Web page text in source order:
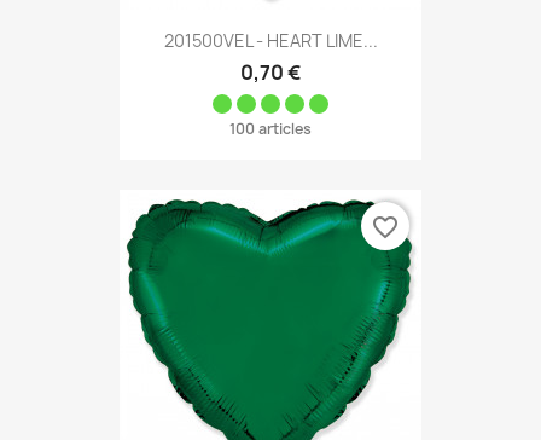
201500VEL - HEART LIME...
0,70 €
100 articles
favorite_border